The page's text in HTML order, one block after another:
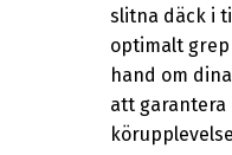
slitna däck i
optimalt
hand om
att garantera